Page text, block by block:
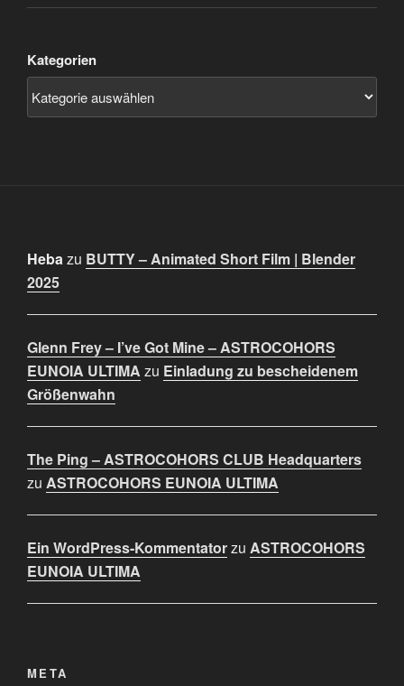
Kategorien
Hebazu BUTTY – Animated Short Film | Blender
2025
Glenn Frey – I’ve Got Mine – ASTROCOHORS
EUNOIA ULTIMA zu Einladung zu bescheidenem
Größenwahn
The Ping – ASTROCOHORS CLUB Headquarters
zu ASTROCOHORS EUNOIA ULTIMA
Ein WordPress-Kommentatorzu ASTROCOHORS
EUNOIA ULTIMA
META